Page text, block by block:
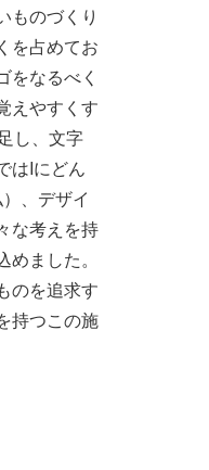
ものづくり
を占めてお
をなるべく
えやすくす
し、文字
はIにどん
、デザイ
な考えを持
ました。
のを追求す
持つこの施